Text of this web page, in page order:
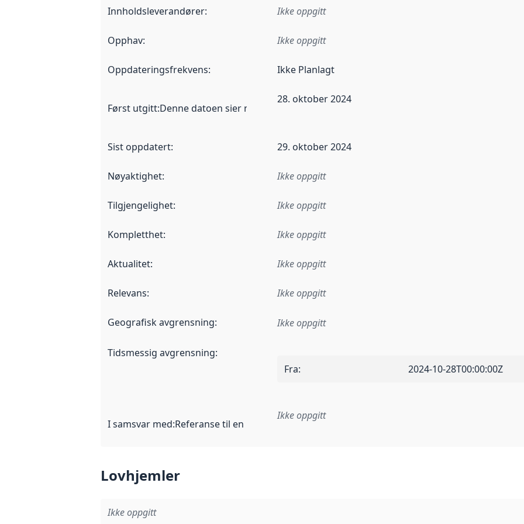
Innholdsleverandører: Ikke oppgitt
Opphav: Ikke oppgitt
Oppdateringsfrekvens: Ikke Planlagt
Først utgitt:Denne datoen sier når dataene i dette datasettet første gang ble utgitt. Det kan
28. oktober 2024
Sist oppdatert: 29. oktober 2024
Nøyaktighet: Ikke oppgitt
Tilgjengelighet: Ikke oppgitt
Kompletthet: Ikke oppgitt
Aktualitet: Ikke oppgitt
Relevans: Ikke oppgitt
Geografisk avgrensning: Ikke oppgitt
Tidsmessig avgrensning:
Fra: 2024-10-28T00:00:00Z
I samsvar med:Referanse til en implementasjonsregel eller annen spesifikasjon, som ligger
Ikke oppgitt
Lovhjemler
Ikke oppgitt